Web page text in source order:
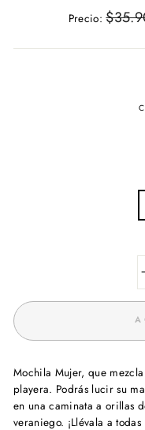
Precio
Precio:
Mochila Mujer, que
playera. Podrás lucir su
en una caminata a orillas
veraniego. ¡Llévala a